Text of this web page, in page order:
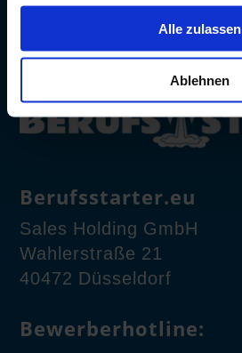
gesammelt haben.
Alle zulassen
Ablehnen
Berufsstarter.eu
Sales Holding GmbH
Wahlerstraße 21
40472 Düsseldorf
Bewerberhotline: